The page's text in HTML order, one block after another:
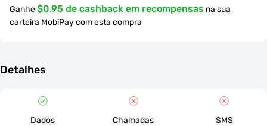
Ganhe$0.95 de cashback em recompensas na sua
carteira MobiPay com esta compra
Detalhes
Dados Chamadas SMS